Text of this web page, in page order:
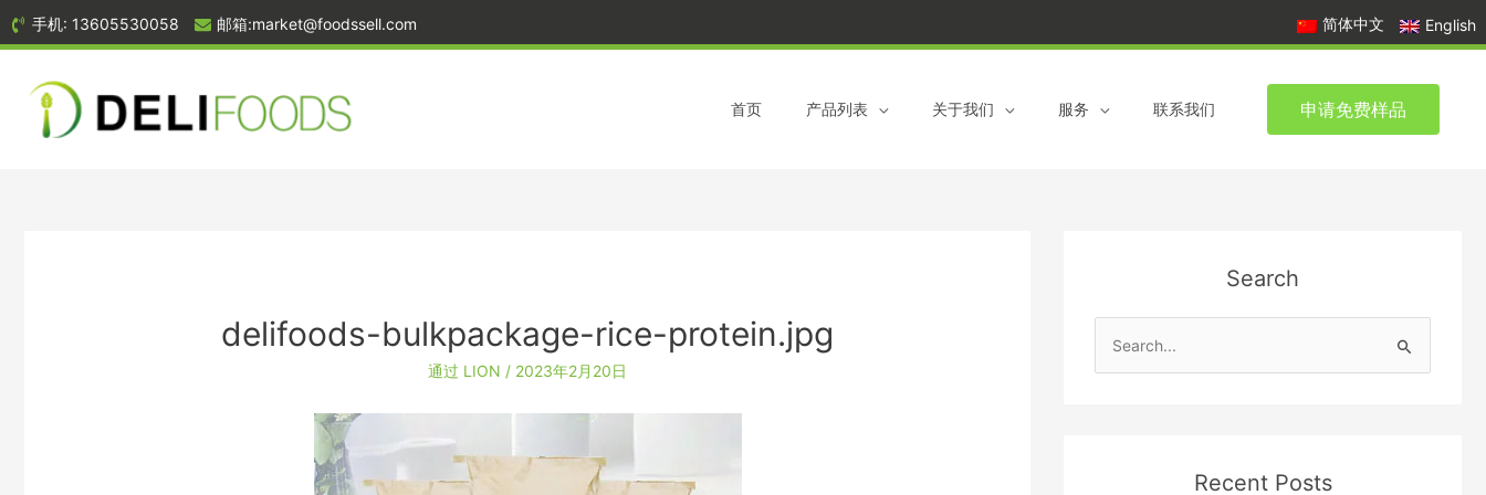
到
容
手机: 13605530058 邮箱:market@foodssell.com 简体中文 English
首页 产品列表 关于我们 服务 联系我们 申请免费样品
delifoods-bulkpackage-rice-protein.jpg
通过 LION / 2023年2月20日
Search
Recent Posts